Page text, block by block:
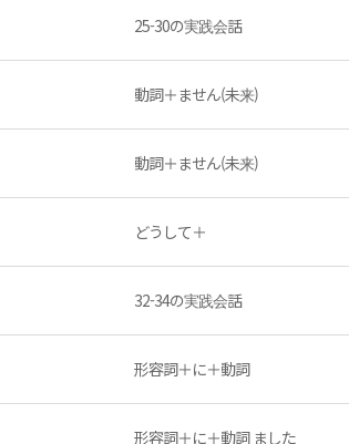
25-30の実践会話
動詞＋ません(未来)
動詞＋ません(未来)
どうして＋
32-34の実践会話
形容詞＋に＋動詞
形容詞＋に＋動詞 ました